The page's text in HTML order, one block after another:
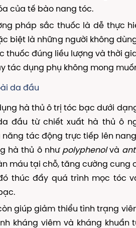
của tế bào nang tóc.
pháp sắc thuốc là dễ thực
biệt là những người không
thuốc đúng liều lượng và thời
tác dụng phụ không mong
da đầu
hà thủ ô trị tóc bạc dưới
đầu từ chiết xuất hà thủ ô
năng tác động trực tiếp lên
hà thủ ô như polyphenolvà
máu tại chỗ, tăng cường cung
thúc đẩy quá trình mọc tóc
giúp giảm thiểu tình trạng
kháng viêm và kháng khuẩn